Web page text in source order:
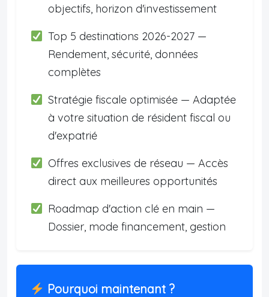
objectifs, horizon d'investissement
Top 5 destinations 2026-2027 —
Rendement, sécurité, données
complètes
Stratégie fiscale optimisée — Adaptée
à votre situation de résident fiscal ou
d'expatrié
Offres exclusives de réseau — Accès
direct aux meilleures opportunités
Roadmap d'action clé en main —
Dossier, mode financement, gestion
Pourquoi maintenant ?